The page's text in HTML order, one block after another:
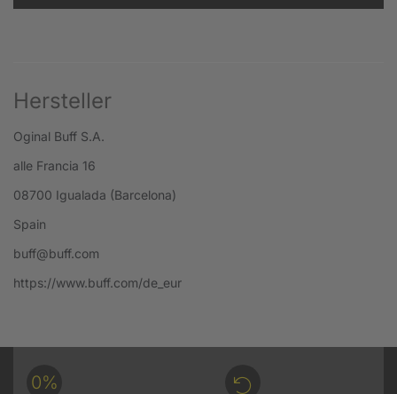
Hersteller
Oginal Buff S.A.
alle Francia 16
08700 Igualada (Barcelona)
Spain
buff@buff.com
https://www.buff.com/de_eur
0%